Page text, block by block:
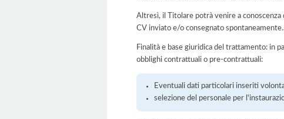
Altresì, il Titolare potrà venire a
CV inviato e/o consegnato
Finalità e base giuridica del trattamento: in
obblighi contrattuali o pre-contrattuali:
Eventuali dati particolari inseriti
selezione del personale per